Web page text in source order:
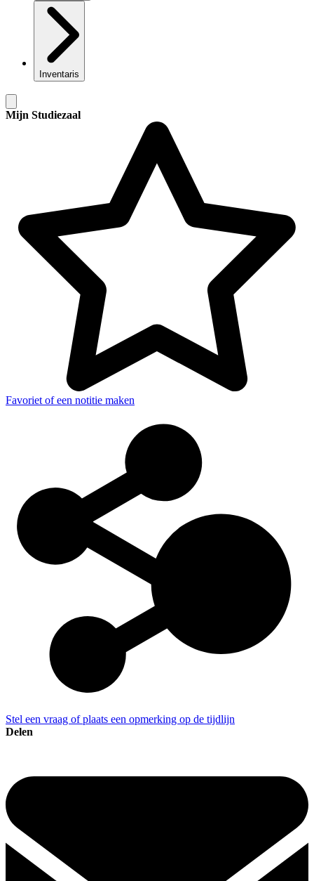
Inventaris
Mijn Studiezaal
Favoriet of een notitie maken
Stel een vraag of plaats een opmerking op de tijdlijn
Delen